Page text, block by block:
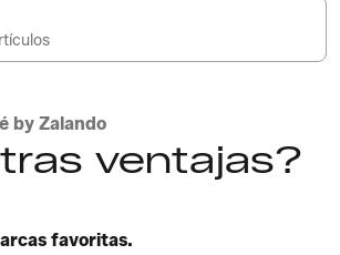
by Zalando
ventajas?
favoritas.